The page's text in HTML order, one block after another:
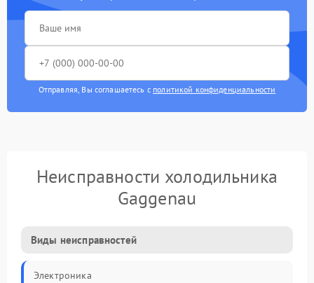
Отправляя, Вы соглашаетесь с политикой конфиденциальности
Неисправности холодильника
Gaggenau
Виды неисправностей
Электроника